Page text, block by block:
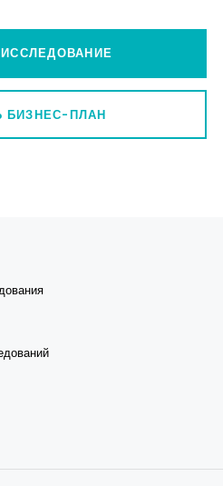
БИЗНЕС-ПЛАН